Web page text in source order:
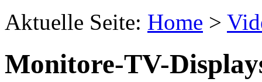
Aktuelle Seite: Home >
Monitore-TV-